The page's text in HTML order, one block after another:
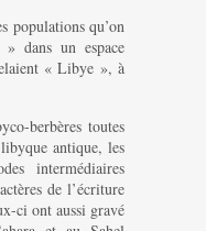
populations qu’on
» dans un espace
« Libye », à
berbères toutes
antique, les
intermédiaires
de l’écriture
ci ont aussi gravé